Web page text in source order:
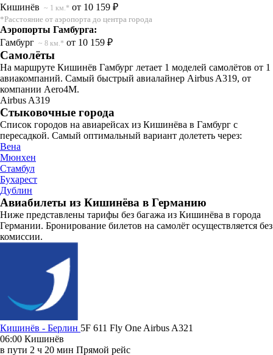
Кишинёв ~ 1 км.* от 10 159 ₽
*Расстояние от аэропорта до центра города
Аэропорты Гамбурга:
Гамбург ~ 8 км.* от 10 159 ₽
Самолёты
На маршруте Кишинёв Гамбург летает 1 моделей самолётов от 1
авиакомпаний. Самый быстрый авиалайнер Airbus A319, от
компании Aero4M.
Airbus A319
Стыковочные города
Список городов на авиарейсах из Кишинёва в Гамбург с
пересадкой. Самый оптимальный вариант долететь через:
Вена
Мюнхен
Стамбул
Бухарест
Дублин
Авиабилеты из Кишинёва в Германию
Ниже представлены тарифы без багажа из Кишинёва в города
Германии. Бронирование билетов на самолёт осуществляется без
комиссии.
Кишинёв - Берлин 5F 611 Fly One Airbus A321
06:00 Кишинёв
в пути 2 ч 20 мин Прямой рейс